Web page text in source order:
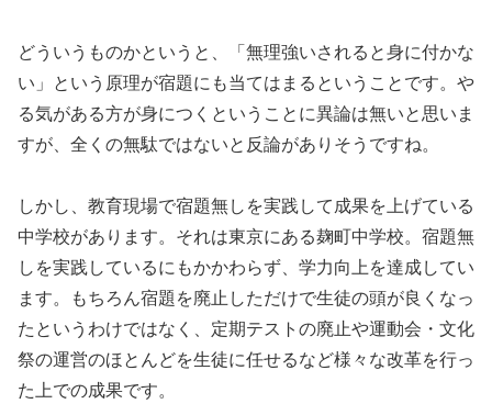
どういうものかというと、「無理強いされると身に付かな
い」という原理が宿題にも当てはまるということです。や
る気がある方が身につくということに異論は無いと思いま
すが、全くの無駄ではないと反論がありそうですね。
しかし、教育現場で宿題無しを実践して成果を上げている
中学校があります。それは東京にある麹町中学校。宿題無
しを実践しているにもかかわらず、学力向上を達成してい
ます。もちろん宿題を廃止しただけで生徒の頭が良くなっ
たというわけではなく、定期テストの廃止や運動会・文化
祭の運営のほとんどを生徒に任せるなど様々な改革を行っ
た上での成果です。